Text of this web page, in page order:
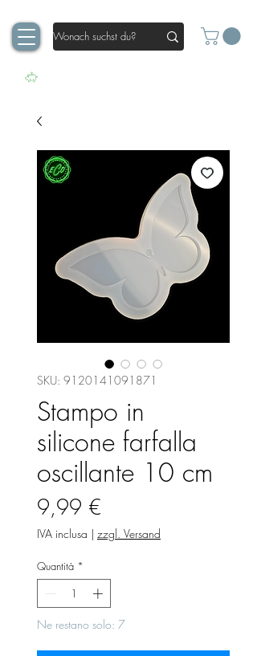
SKU: 9120141091871
Stampo in
silicone farfalla
oscillante 10 cm
9,99 €
IVA inclusa | zzgl. Versand
Quantità *
Ne restano solo: 7